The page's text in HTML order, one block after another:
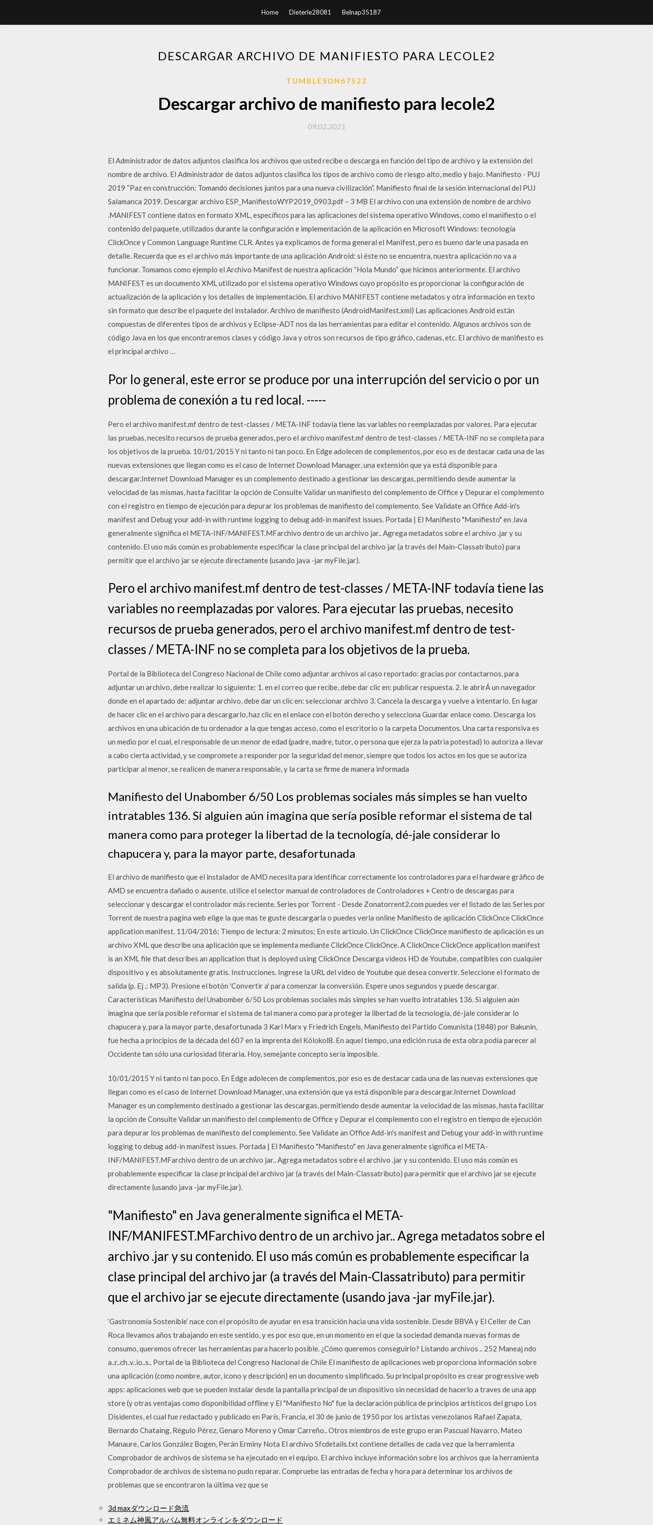
Home Dieterle28081 Belnap35187
DESCARGAR ARCHIVO DE MANIFIESTO PARA LECOLE2
TUMBLESON67522
Descargar archivo de manifiesto para lecole2
09.02.2021
El Administrador de datos adjuntos clasifica los archivos que usted recibe o descarga en función del tipo de archivo y la extensión del
nombre de archivo. El Administrador de datos adjuntos clasifica los tipos de archivo como de riesgo alto, medio y bajo. Manifiesto - PUJ
2019 “Paz en construcción: Tomando decisiones juntos para una nueva civilización”. Manifiesto final de la sesión internacional del PUJ
Salamanca 2019. Descargar archivo ESP_ManifiestoWYP2019_0903.pdf – 3 MB El archivo con una extensión de nombre de archivo
.MANIFEST contiene datos en formato XML, específicos para las aplicaciones del sistema operativo Windows, como el manifiesto o el
contenido del paquete, utilizados durante la configuración e implementación de la aplicación en Microsoft Windows: tecnología
ClickOnce y Common Language Runtime CLR. Antes ya explicamos de forma general el Manifest, pero es bueno darle una pasada en
detalle. Recuerda que es el archivo más importante de una aplicación Android: si éste no se encuentra, nuestra aplicación no va a
funcionar. Tomamos como ejemplo el Archivo Manifest de nuestra aplicación “Hola Mundo” que hicimos anteriormente. El archivo
MANIFEST es un documento XML utilizado por el sistema operativo Windows cuyo propósito es proporcionar la configuración de
actualización de la aplicación y los detalles de implementación. El archivo MANIFEST contiene metadatos y otra información en texto
sin formato que describe el paquete del instalador. Archivo de manifiesto (AndroidManifest.xml) Las aplicaciones Android están
compuestas de diferentes tipos de archivos y Eclipse-ADT nos da las herramientas para editar el contenido. Algunos archivos son de
código Java en los que encontraremos clases y código Java y otros son recursos de tipo gráfico, cadenas, etc. El archivo de manifiesto es
el principal archivo …
Por lo general, este error se produce por una interrupción del servicio o por un
problema de conexión a tu red local. -----
Pero el archivo manifest.mf dentro de test-classes / META-INF todavía tiene las variables no reemplazadas por valores. Para ejecutar
las pruebas, necesito recursos de prueba generados, pero el archivo manifest.mf dentro de test-classes / META-INF no se completa para
los objetivos de la prueba. 10/01/2015 Y ni tanto ni tan poco. En Edge adolecen de complementos, por eso es de destacar cada una de las
nuevas extensiones que llegan como es el caso de Internet Download Manager, una extensión que ya está disponible para
descargar.Internet Download Manager es un complemento destinado a gestionar las descargas, permitiendo desde aumentar la
velocidad de las mismas, hasta facilitar la opción de Consulte Validar un manifiesto del complemento de Office y Depurar el complemento
con el registro en tiempo de ejecución para depurar los problemas de manifiesto del complemento. See Validate an Office Add-in's
manifest and Debug your add-in with runtime logging to debug add-in manifest issues. Portada | El Manifiesto "Manifiesto" en Java
generalmente significa el META-INF/MANIFEST.MFarchivo dentro de un archivo jar.. Agrega metadatos sobre el archivo .jar y su
contenido. El uso más común es probablemente especificar la clase principal del archivo jar (a través del Main-Classatributo) para
permitir que el archivo jar se ejecute directamente (usando java -jar myFile.jar).
Pero el archivo manifest.mf dentro de test-classes / META-INF todavía tiene las
variables no reemplazadas por valores. Para ejecutar las pruebas, necesito
recursos de prueba generados, pero el archivo manifest.mf dentro de test-
classes / META-INF no se completa para los objetivos de la prueba.
Portal de la Biblioteca del Congreso Nacional de Chile como adjuntar archivos al caso reportado: gracias por contactarnos, para
adjuntar un archivo, debe realizar lo siguiente: 1. en el correo que recibe, debe dar clic en: publicar respuesta. 2. le abrirÁ un navegador
donde en el apartado de: adjuntar archivo, debe dar un clic en: seleccionar archivo 3. Cancela la descarga y vuelve a intentarlo. En lugar
de hacer clic en el archivo para descargarlo, haz clic en el enlace con el botón derecho y selecciona Guardar enlace como. Descarga los
archivos en una ubicación de tu ordenador a la que tengas acceso, como el escritorio o la carpeta Documentos. Una carta responsiva es
un medio por el cual, el responsable de un menor de edad (padre, madre, tutor, o persona que ejerza la patria potestad) lo autoriza a llevar
a cabo cierta actividad, y se compromete a responder por la seguridad del menor, siempre que todos los actos en los que se autoriza
participar al menor, se realicen de manera responsable, y la carta se firme de manera informada
Manifiesto del Unabomber 6/50 Los problemas sociales más simples se han vuelto
intratables 136. Si alguien aún imagina que sería posible reformar el sistema de tal
manera como para proteger la libertad de la tecnología, dé-jale considerar lo
chapucera y, para la mayor parte, desafortunada
El archivo de manifiesto que el instalador de AMD necesita para identificar correctamente los controladores para el hardware gráfico de
AMD se encuentra dañado o ausente. utilice el selector manual de controladores de Controladores + Centro de descargas para
seleccionar y descargar el controlador más reciente. Series por Torrent - Desde Zonatorrent2.com puedes ver el listado de las Series por
Torrent de nuestra pagina web elige la que mas te guste descargarla o puedes verla online Manifiesto de aplicación ClickOnce ClickOnce
application manifest. 11/04/2016; Tiempo de lectura: 2 minutos; En este artículo. Un ClickOnce ClickOnce manifiesto de aplicación es un
archivo XML que describe una aplicación que se implementa mediante ClickOnce ClickOnce. A ClickOnce ClickOnce application manifest
is an XML file that describes an application that is deployed using ClickOnce Descarga videos HD de Youtube, compatibles con cualquier
dispositivo y es absolutamente gratis. Instrucciones. Ingrese la URL del video de Youtube que desea convertir. Seleccione el formato de
salida (p. Ej .: MP3). Presione el botón 'Convertir a' para comenzar la conversión. Espere unos segundos y puede descargar.
Características Manifiesto del Unabomber 6/50 Los problemas sociales más simples se han vuelto intratables 136. Si alguien aún
imagina que sería posible reformar el sistema de tal manera como para proteger la libertad de la tecnología, dé-jale considerar lo
chapucera y, para la mayor parte, desafortunada 3 Karl Marx y Friedrich Engels, Manifiesto del Partido Comunista (1848) por Bakunin,
fue hecha a principios de la década del 607 en la imprenta del Kólokol8. En aquel tiempo, una edición rusa de esta obra podía parecer al
Occidente tan sólo una curiosidad literaria. Hoy, semejante concepto sería imposible.
10/01/2015 Y ni tanto ni tan poco. En Edge adolecen de complementos, por eso es de destacar cada una de las nuevas extensiones que
llegan como es el caso de Internet Download Manager, una extensión que ya está disponible para descargar.Internet Download
Manager es un complemento destinado a gestionar las descargas, permitiendo desde aumentar la velocidad de las mismas, hasta facilitar
la opción de Consulte Validar un manifiesto del complemento de Office y Depurar el complemento con el registro en tiempo de ejecución
para depurar los problemas de manifiesto del complemento. See Validate an Office Add-in's manifest and Debug your add-in with runtime
logging to debug add-in manifest issues. Portada | El Manifiesto "Manifiesto" en Java generalmente significa el META-
INF/MANIFEST.MFarchivo dentro de un archivo jar.. Agrega metadatos sobre el archivo .jar y su contenido. El uso más común es
probablemente especificar la clase principal del archivo jar (a través del Main-Classatributo) para permitir que el archivo jar se ejecute
directamente (usando java -jar myFile.jar).
"Manifiesto" en Java generalmente significa el META-
INF/MANIFEST.MFarchivo dentro de un archivo jar.. Agrega metadatos sobre el
archivo .jar y su contenido. El uso más común es probablemente especificar la
clase principal del archivo jar (a través del Main-Classatributo) para permitir
que el archivo jar se ejecute directamente (usando java -jar myFile.jar).
‘Gastronomía Sostenible’ nace con el propósito de ayudar en esa transición hacia una vida sostenible. Desde BBVA y El Celler de Can
Roca llevamos años trabajando en este sentido, y es por eso que, en un momento en el que la sociedad demanda nuevas formas de
consumo, queremos ofrecer las herramientas para hacerlo posible. ¿Cómo queremos conseguirlo? Listando archivos .. 252 Maneaj ndo
a..r..ch..v..io..s.. Portal de la Biblioteca del Congreso Nacional de Chile El manifiesto de aplicaciones web proporciona información sobre
una aplicación (como nombre, autor, icono y descripción) en un documento simplificado. Su principal propósito es crear progressive web
apps: aplicaciones web que se pueden instalar desde la pantalla principal de un dispositivo sin necesidad de hacerlo a traves de una app
store (y otras ventajas como disponibilidad offline y El "Manifiesto No" fue la declaración pública de principios artísticos del grupo Los
Disidentes, el cual fue redactado y publicado en París, Francia, el 30 de junio de 1950 por los artistas venezolanos Rafael Zapata,
Bernardo Chataing, Régulo Pérez, Genaro Moreno y Omar Carreño.. Otros miembros de este grupo eran Pascual Navarro, Mateo
Manaure, Carlos González Bogen, Perán Erminy Nota El archivo Sfcdetails.txt contiene detalles de cada vez que la herramienta
Comprobador de archivos de sistema se ha ejecutado en el equipo. El archivo incluye información sobre los archivos que la herramienta
Comprobador de archivos de sistema no pudo reparar. Compruebe las entradas de fecha y hora para determinar los archivos de
problemas que se encontraron la última vez que se
3d maxダウンロード急流
エミネム神風アルバム無料オンラインをダウンロード